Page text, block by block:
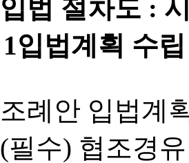
입법 절차도 :
1입법계획 수립
조례안 입법계
(필수) 협조경